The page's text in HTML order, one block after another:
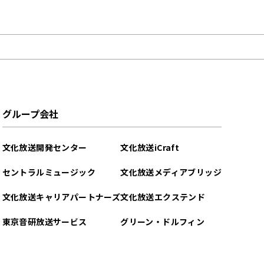
グループ会社
文化放送開発センター
セントラルミュージック
文化放送キャリアパートナーズ
東京音研放送サービス
文化放送iCraft
文化放送メディアブリッジ
文化放送エクステンド
グリーン・ドルフィン